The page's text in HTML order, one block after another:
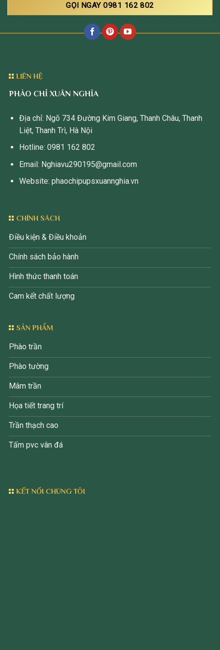
GỌI NGAY 0981 162 802
LIÊN HỆ
PHÀO CHỈ XUÂN NGHĨA
Địa chỉ: Ngõ 734 Đường Kim Giang, Thanh Châu, Thanh
Liệt, Thanh Trì, Hà Nội
Hotline: 0981 162 802
Email: Nghiavu290195@gmail.com
Website: phaochipupsxuannghia.vn
CHÍNH SÁCH
Điều kiện & Điều khoản
Chính sách bảo hành
Hình thức thanh toán
Cam kết chất lượng
SẢN PHẨM
Phào trần
Phào tường
Mâm trần
Họa tiết trang trí
Trần thạch cao
Tấm pvc vân đá
KẾT NỐI CHÚNG TÔI